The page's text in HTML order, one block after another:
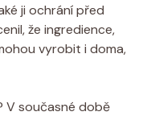
ji ochrání před
že ingredience,
vyrobit i doma,
V ‌současné době